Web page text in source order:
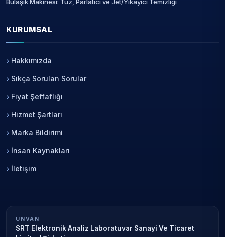
KURUMSAL
Hakkımızda
Sıkça Sorulan Sorular
Fiyat Şeffaflığı
Hizmet Şartları
Marka Bildirimi
İnsan Kaynakları
İletişim
UNVAN
SRT Elektronik Analiz Laboratuvar Sanayi Ve Ticaret